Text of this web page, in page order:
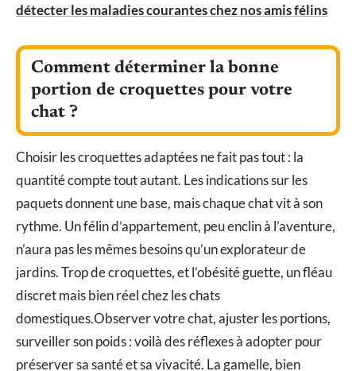
détecter les maladies courantes chez nos amis félins
Comment déterminer la bonne
portion de croquettes pour votre
chat ?
Choisir les croquettes adaptées ne fait pas tout : la
quantité compte tout autant. Les indications sur les
paquets donnent une base, mais chaque chat vit à son
rythme. Un félin d’appartement, peu enclin à l’aventure,
n’aura pas les mêmes besoins qu’un explorateur de
jardins. Trop de croquettes, et l’obésité guette, un fléau
discret mais bien réel chez les chats
domestiques.Observer votre chat, ajuster les portions,
surveiller son poids : voilà des réflexes à adopter pour
préserver sa santé et sa vivacité. La gamelle, bien